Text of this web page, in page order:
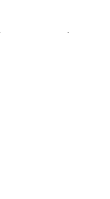
reservados